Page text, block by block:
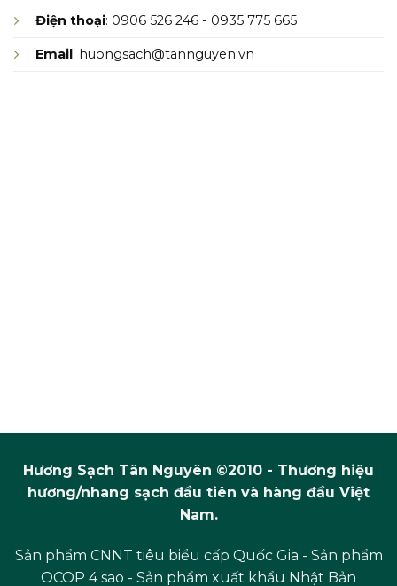
Điện thoại: 0906 526 246 - 0935 775 665
Email: huongsach@tannguyen.vn
Hương Sạch Tân Nguyên ©2010 - Thương hiệu
hương/nhang sạch đầu tiên và hàng đầu Việt
Nam.
Sản phẩm CNNT tiêu biểu cấp Quốc Gia - Sản phẩm
OCOP 4 sao - Sản phẩm xuất khẩu Nhật Bản